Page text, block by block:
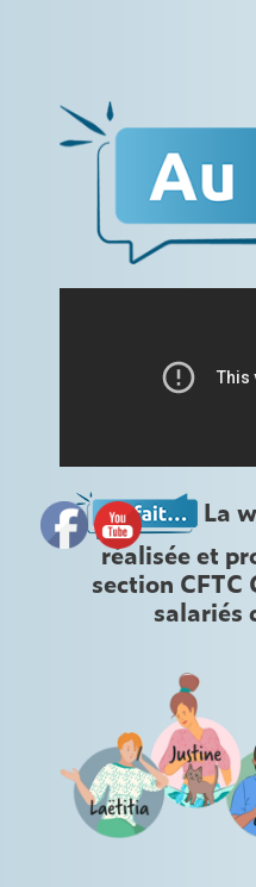
La
réalisée et
section CFTC
salariés